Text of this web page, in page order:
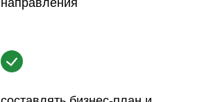
направления